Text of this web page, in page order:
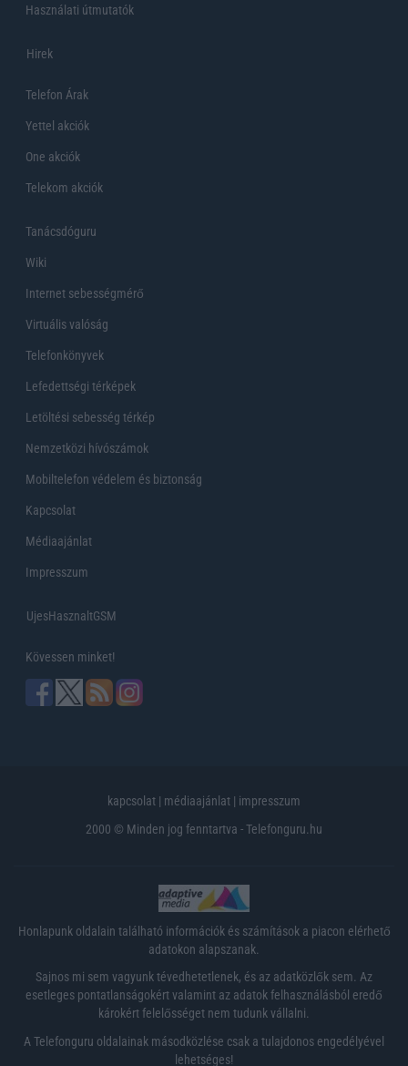
Használati útmutatók
Hirek
Telefon Árak
Yettel akciók
One akciók
Telekom akciók
Tanácsdóguru
Wiki
Internet sebességmérő
Virtuális valóság
Telefonkönyvek
Lefedettségi térképek
Letöltési sebesség térkép
Nemzetközi hívószámok
Mobiltelefon védelem és biztonság
Kapcsolat
Médiaajánlat
Impresszum
UjesHasznaltGSM
Kövessen minket!
kapcsolat | médiaajánlat | impresszum
2000 © Minden jog fenntartva - Telefonguru.hu
Honlapunk oldalain található információk és számítások a piacon elérhető
adatokon alapszanak.
Sajnos mi sem vagyunk tévedhetetlenek, és az adatközlők sem. Az
esetleges pontatlanságokért valamint az adatok felhasználásból eredő
károkért felelősséget nem tudunk vállalni.
A Telefonguru oldalainak másodközlése csak a tulajdonos engedélyével
lehetséges!